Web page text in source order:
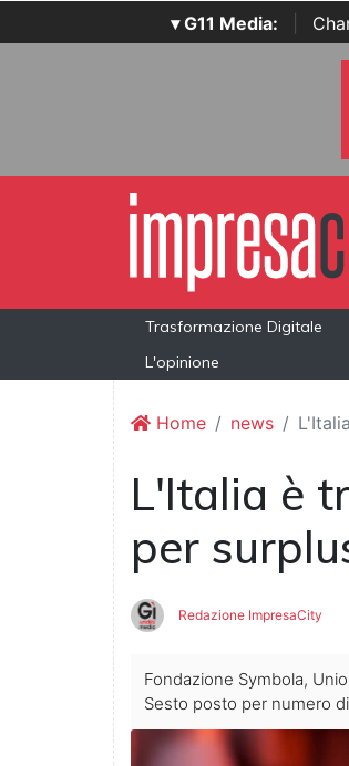
▾ G11 Media:
Trasformazione Digitale
L'opinione
Home news
L'Italia è
per
Redazione ImpresaCity
Fondazione Symbola,
Sesto posto per numero